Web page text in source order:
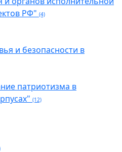
РФ" (4)
и безопасности в
патриотизма в
(12)